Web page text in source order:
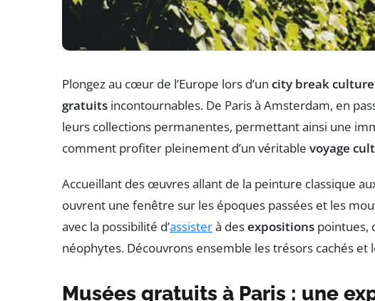
Plongez au cœur de l’Europe lors d’un city break
gratuits incontournables. De Paris à Amsterdam, en
leurs collections permanentes, permettant ainsi une
comment profiter pleinement d’un véritable voyage
Accueillant des œuvres allant de la peinture classique
ouvrent une fenêtre sur les époques passées et les
avec la possibilité d’assisterà desexpositions pointues,
néophytes. Découvrons ensemble les trésors cachés
Musées gratuits à Paris : une